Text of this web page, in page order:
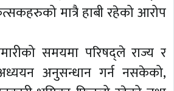
मात्रै हाबी रहेको आरोप
समयमा परिषद्ले राज्य र
अनुसन्धान गर्न नसकेको,